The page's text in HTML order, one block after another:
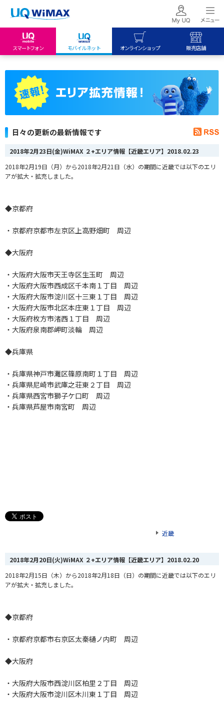
スマートフォン モバイルネット オンラインショップ 販売店舗
My UQ mobile
UQ mobile
UQ WiMAX
UQ WiMAX
日々の更新の最新情報です
2018年2月23日(金)WiMAX ２+エリア情報【近畿エリア】 2018.02.23
2018年2月19日（月）から2018年2月21日（水）の期間に近畿では以下のエリ
アが拡大・拡充しました。
◆京都府
・京都府京都市左京区上高野畑町 周辺
◆大阪府
・大阪府大阪市天王寺区生玉町 周辺
・大阪府大阪市西成区千本南１丁目 周辺
・大阪府大阪市淀川区十三東１丁目 周辺
・大阪府大阪市北区本庄東１丁目 周辺
・大阪府枚方市渚西１丁目 周辺
・大阪府泉南郡岬町淡輪 周辺
◆兵庫県
・兵庫県神戸市灘区篠原南町１丁目 周辺
・兵庫県尼崎市武庫之荘東２丁目 周辺
・兵庫県西宮市獅子ケ口町 周辺
・兵庫県芦屋市南宮町 周辺
近畿
2018年2月20日(火)WiMAX ２+エリア情報【近畿エリア】 2018.02.20
2018年2月15日（木）から2018年2月18日（日）の期間に近畿では以下のエリ
アが拡大・拡充しました。
◆京都府
・京都府京都市右京区太秦樋ノ内町 周辺
◆大阪府
・大阪府大阪市西淀川区柏里２丁目 周辺
・大阪府大阪市淀川区木川東１丁目 周辺